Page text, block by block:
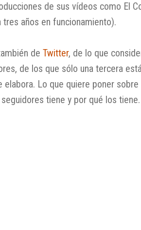
de sus vídeos como El
tres años en funcionamiento).
deTwitter, de lo que
de los que sólo una tercera
elabora. Lo que quiere poner
tiene y por qué los